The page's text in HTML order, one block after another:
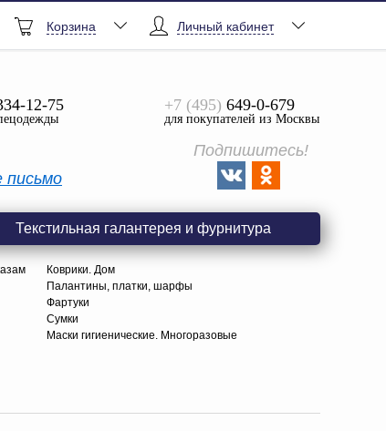
Личный кабинет
Корзина
12-75 +7 (495) 649-0-679
для покупателей из Москвы
письмо
Подпишитесь!
Текстильная галантерея и фурнитура
Коврики. Дом
Палантины, платки, шарфы
Фартуки
Сумки
Маски гигиенические. Многоразовые